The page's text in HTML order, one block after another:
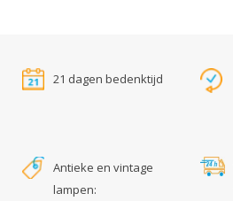
21 dagen bedenktijd
Antieke en vintage
lampen: